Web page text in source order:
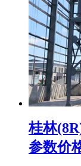
桂林
参数价